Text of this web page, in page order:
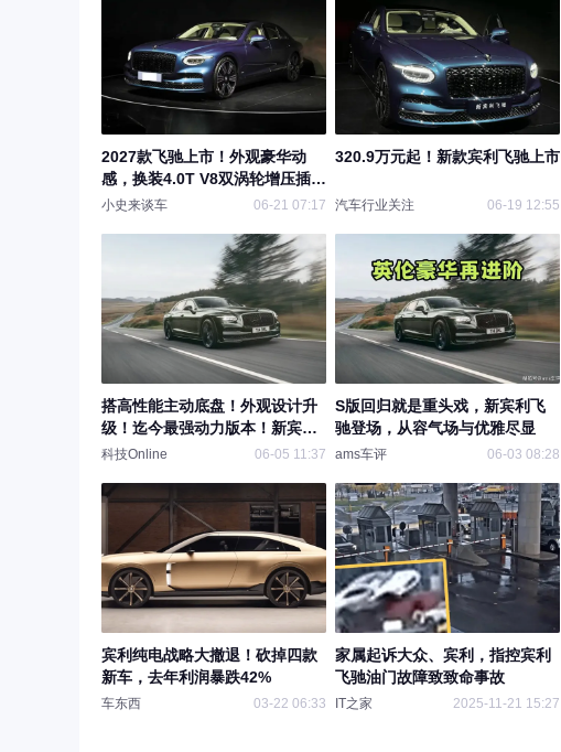
2027款飞驰上市！外观豪华动
感，换装4.0T V8双涡轮增压插电
混动
小史来谈车 06-21 07:17
320.9万元起！新款宾利飞驰上市
汽车行业关注 06-19 12:55
搭高性能主动底盘！外观设计升
级！迄今最强动力版本！新宾利
飞驰发布！
科技Online 06-05 11:37
S版回归就是重头戏，新宾利飞
驰登场，从容气场与优雅尽显
ams车评 06-03 08:28
宾利纯电战略大撤退！砍掉四款
新车，去年利润暴跌42%
车东西 03-22 06:33
家属起诉大众、宾利，指控宾利
飞驰油门故障致致命事故
IT之家 2025-11-21 15:27